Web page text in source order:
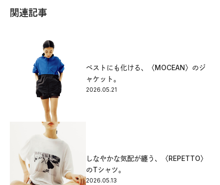
関連記事
ベストにも化ける、〈MOCEAN〉のジ
ャケット。
2026.05.21
しなやかな気配が纏う、〈REPETTO〉
のTシャツ。
2026.05.13